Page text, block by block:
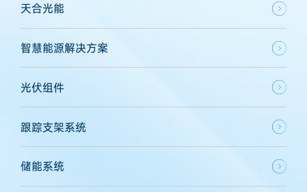
天合光能
智慧能源解决方案
光伏组件
跟踪支架系统
储能系统